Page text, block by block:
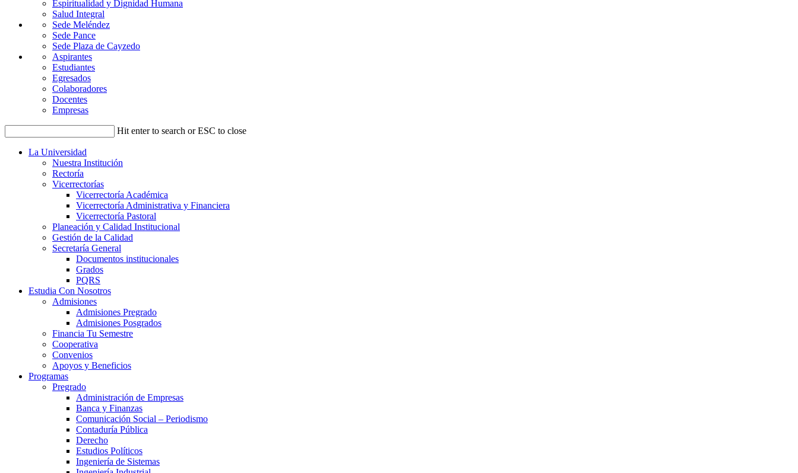
Espiritualidad y Dignidad Humana
Salud Integral
Sede Meléndez
Sede Pance
Sede Plaza de Cayzedo
Aspirantes
Estudiantes
Egresados
Colaboradores
Docentes
Empresas
Hit enter to search or ESC to close
La Universidad
Nuestra Institución
Rectoría
Vicerrectorías
Vicerrectoría Académica
Vicerrectoría Administrativa y Financiera
Vicerrectoría Pastoral
Planeación y Calidad Institucional
Gestión de la Calidad
Secretaría General
Documentos institucionales
Grados
PQRS
Estudia Con Nosotros
Admisiones
Admisiones Pregrado
Admisiones Posgrados
Financia Tu Semestre
Cooperativa
Convenios
Apoyos y Beneficios
Programas
Pregrado
Administración de Empresas
Banca y Finanzas
Comunicación Social – Periodismo
Contaduría Pública
Derecho
Estudios Políticos
Ingeniería de Sistemas